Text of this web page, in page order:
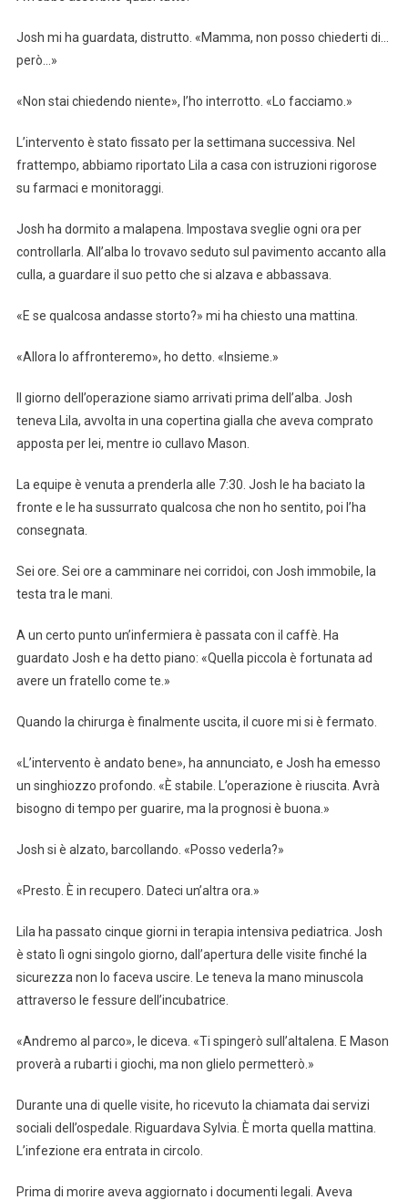
Josh mi ha guardata, distrutto. «Mamma, non posso chiederti di…
però…»
«Non stai chiedendo niente», l’ho interrotto. «Lo facciamo.»
L’intervento è stato fissato per la settimana successiva. Nel
frattempo, abbiamo riportato Lila a casa con istruzioni rigorose
su farmaci e monitoraggi.
Josh ha dormito a malapena. Impostava sveglie ogni ora per
controllarla. All’alba lo trovavo seduto sul pavimento accanto alla
culla, a guardare il suo petto che si alzava e abbassava.
«E se qualcosa andasse storto?» mi ha chiesto una mattina.
«Allora lo affronteremo», ho detto. «Insieme.»
Il giorno dell’operazione siamo arrivati prima dell’alba. Josh
teneva Lila, avvolta in una copertina gialla che aveva comprato
apposta per lei, mentre io cullavo Mason.
La equipe è venuta a prenderla alle 7:30. Josh le ha baciato la
fronte e le ha sussurrato qualcosa che non ho sentito, poi l’ha
consegnata.
Sei ore. Sei ore a camminare nei corridoi, con Josh immobile, la
testa tra le mani.
A un certo punto un’infermiera è passata con il caffè. Ha
guardato Josh e ha detto piano: «Quella piccola è fortunata ad
avere un fratello come te.»
Quando la chirurga è finalmente uscita, il cuore mi si è fermato.
«L’intervento è andato bene», ha annunciato, e Josh ha emesso
un singhiozzo profondo. «È stabile. L’operazione è riuscita. Avrà
bisogno di tempo per guarire, ma la prognosi è buona.»
Josh si è alzato, barcollando. «Posso vederla?»
«Presto. È in recupero. Dateci un’altra ora.»
Lila ha passato cinque giorni in terapia intensiva pediatrica. Josh
è stato lì ogni singolo giorno, dall’apertura delle visite finché la
sicurezza non lo faceva uscire. Le teneva la mano minuscola
attraverso le fessure dell’incubatrice.
«Andremo al parco», le diceva. «Ti spingerò sull’altalena. E Mason
proverà a rubarti i giochi, ma non glielo permetterò.»
Durante una di quelle visite, ho ricevuto la chiamata dai servizi
sociali dell’ospedale. Riguardava Sylvia. È morta quella mattina.
L’infezione era entrata in circolo.
Prima di morire aveva aggiornato i documenti legali. Aveva